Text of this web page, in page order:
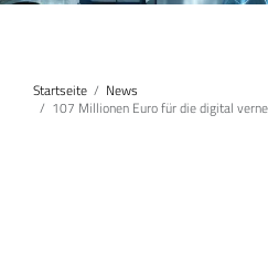
Startseite
News
107 Millionen Euro für die digital